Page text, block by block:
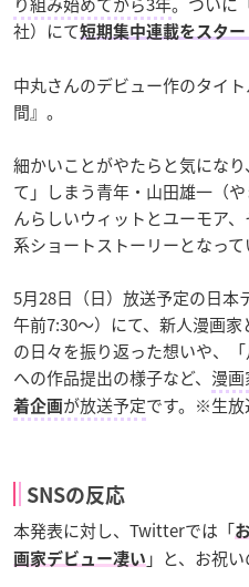
社）にて短期集中連載をスター
中丸さんのデビュー作のタイ
間』。
細かいことがやたらと気にな
て」しまう青年・山田雄一（
んらしいウィットとユーモア
系ショートストーリーとなって
5月28日（日）放送予定の日本
午前7:30～）にて、新人漫画
の日々を振り返った想いや、
への作品提出の様子など、 漫
着企画が放送予定です。※生放
SNSの反応
本発表に対し、Twitterでは「
画家デビュー凄い 」と、お祝